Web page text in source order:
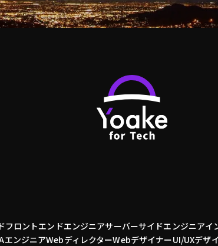
フロントエンドエンジニアサーバーサイドエンジニアイ
エンジニアWebディレクターWebデザイナーUI/UXデザ